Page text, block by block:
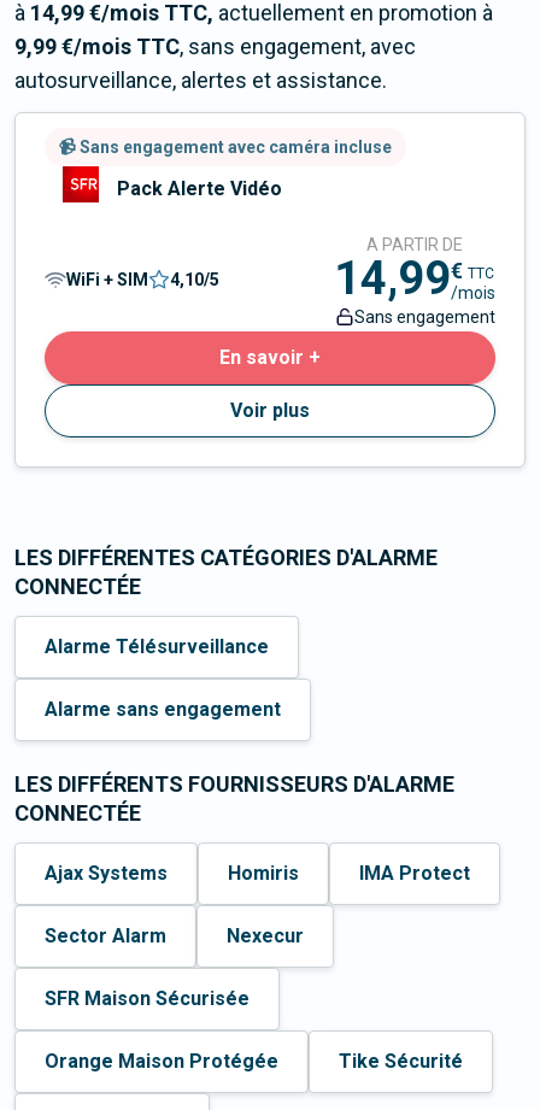
à 14,99 €/mois TTC, actuellement en promotion à
9,99 €/mois TTC, sans engagement, avec
autosurveillance, alertes et assistance.
Pack Alerte Vidéo
📹 Sans engagement avec caméra incluse
WiFi + SIM 4,10/5
En savoir +
Voir plus
A PARTIR DE
14,99€ TTC
/mois
Sans engagement
LES DIFFÉRENTES CATÉGORIES D'ALARME
CONNECTÉE
Alarme Télésurveillance
Alarme sans engagement
LES DIFFÉRENTS FOURNISSEURS D'ALARME
CONNECTÉE
Ajax Systems Homiris IMA Protect
Sector Alarm Nexecur
SFR Maison Sécurisée
Orange Maison Protégée Tike Sécurité